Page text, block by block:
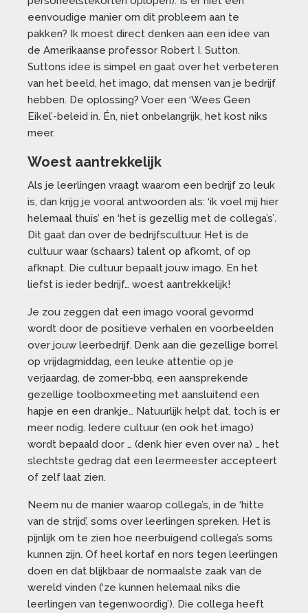
eenvoudige manier om dit probleem aan te
pakken? Ik moest direct denken aan een idee van
de Amerikaanse professor Robert I. Sutton.
Suttons idee is simpel en gaat over het verbeteren
van het beeld, het imago, dat mensen van je bedrijf
hebben. De oplossing? Voer een ‘Wees Geen
Eikel’-beleid in. Én, niet onbelangrijk, het kost niks
meer.
Woest aantrekkelijk
Als je leerlingen vraagt waarom een bedrijf zo leuk
is, dan krijg je vooral antwoorden als: ‘ik voel mij hier
helemaal thuis’ en ‘het is gezellig met de collega’s’.
Dit gaat dan over de bedrijfscultuur. Het is de
cultuur waar (schaars) talent op afkomt, of op
afknapt. Die cultuur bepaalt jouw imago. En het
liefst is ieder bedrijf… woest aantrekkelijk!
Je zou zeggen dat een imago vooral gevormd
wordt door de positieve verhalen en voorbeelden
over jouw leerbedrijf. Denk aan die gezellige borrel
op vrijdagmiddag, een leuke attentie op je
verjaardag, de zomer-bbq, een aansprekende
gezellige toolboxmeeting met aansluitend een
hapje en een drankje… Natuurlijk helpt dat, toch is er
meer nodig. Iedere cultuur (en ook het imago)
wordt bepaald door … (denk hier even over na) … het
slechtste gedrag dat een leermeester accepteert
of zelf laat zien.
Neem nu de manier waarop collega’s, in de ‘hitte
van de strijd’, soms over leerlingen spreken. Het is
pijnlijk om te zien hoe neerbuigend collega’s soms
kunnen zijn. Of heel kortaf en nors tegen leerlingen
doen en dat blijkbaar de normaalste zaak van de
wereld vinden (‘ze kunnen helemaal niks die
leerlingen van tegenwoordig’). Die collega heeft